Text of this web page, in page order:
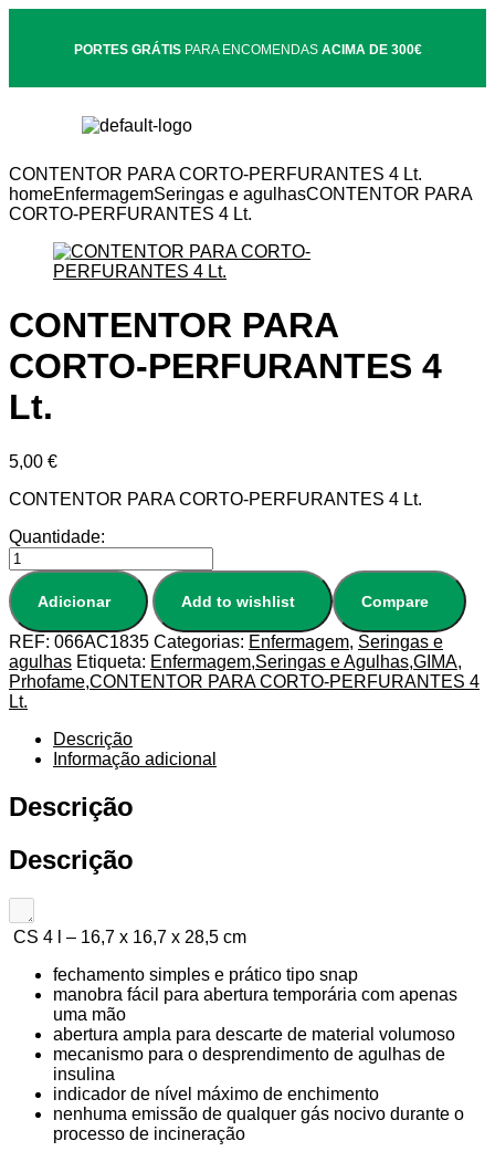
PORTES GRÁTISPARA ENCOMENDAS ACIMA DE 300€
CONTENTOR PARA CORTO-PERFURANTES 4 Lt.
homeEnfermagemSeringas e agulhasCONTENTOR PARA
CORTO-PERFURANTES 4 Lt.
CONTENTOR PARA
CORTO-PERFURANTES 4
Lt.
5,00 €
CONTENTOR PARA CORTO-PERFURANTES 4 Lt.
Quantidade:
Adicionar Add to wishlist Compare
REF: 066AC1835 Categorias: Enfermagem, Seringas e
agulhas Etiqueta: Enfermagem,Seringas e Agulhas,GIMA,
Prhofame,CONTENTOR PARA CORTO-PERFURANTES 4
Lt.
Descrição
Informação adicional
Descrição
Descrição
CS 4 l – 16,7 x 16,7 x 28,5 cm
fechamento simples e prático tipo snap
manobra fácil para abertura temporária com apenas
uma mão
abertura ampla para descarte de material volumoso
mecanismo para o desprendimento de agulhas de
insulina
indicador de nível máximo de enchimento
nenhuma emissão de qualquer gás nocivo durante o
processo de incineração